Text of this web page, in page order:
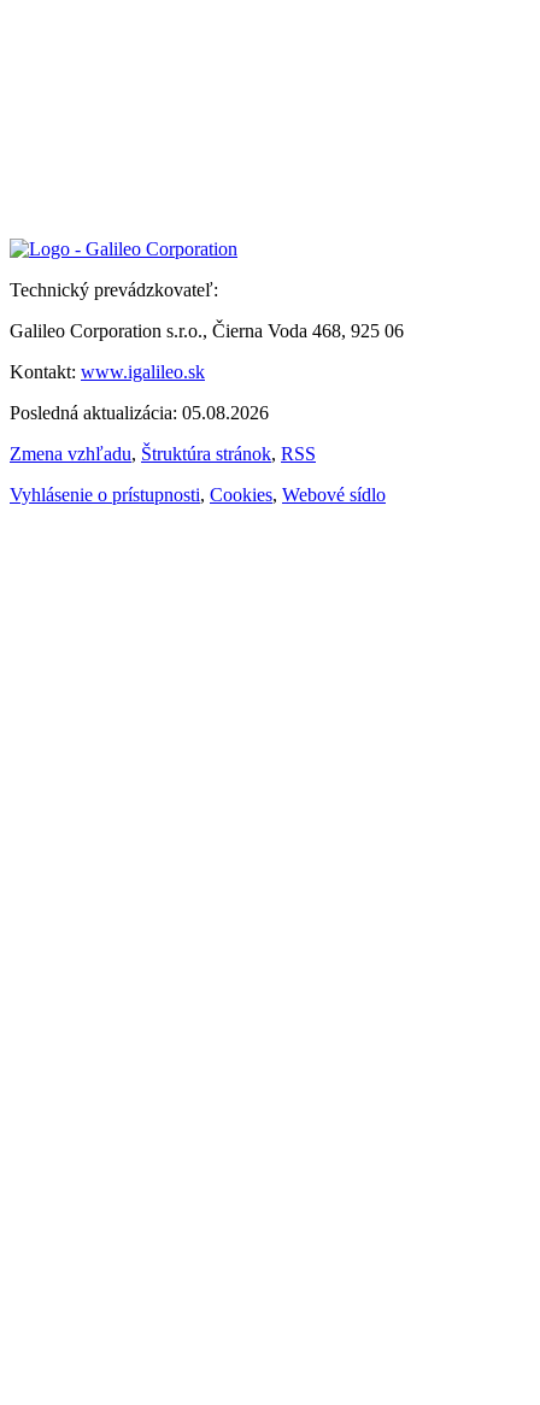
Technický prevádzkovateľ:
Galileo Corporation s.r.o., Čierna Voda 468, 925 06
Kontakt: www.igalileo.sk
Posledná aktualizácia: 05.08.2026
Zmena vzhľadu, Štruktúra stránok, RSS
Vyhlásenie o prístupnosti, Cookies, Webové sídlo